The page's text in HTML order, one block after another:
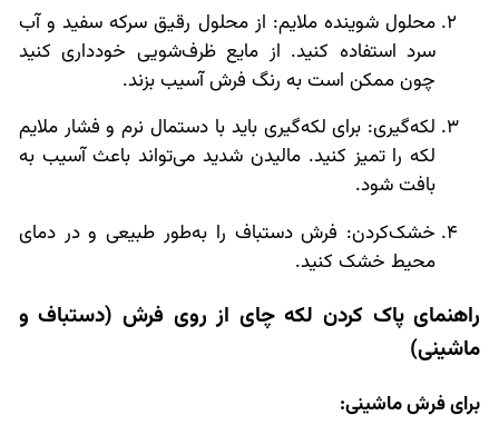
محلول شوینده ملایم: از محلول رقیق سرکه سفید و آب
سرد استفاده کنید. از مایع ظرف‌شویی خودداری کنید
چون ممکن است به رنگ فرش آسیب بزند.
لکه‌گیری: برای لکه‌گیری باید با دستمال نرم و فشار ملایم
لکه را تمیز کنید. مالیدن شدید می‌تواند باعث آسیب به
بافت شود.
خشک‌کردن: فرش دستباف را به‌طور طبیعی و در دمای
محیط خشک کنید.
راهنمای پاک کردن لکه چای از روی فرش (دستباف و
ماشینی)
برای فرش ماشینی: